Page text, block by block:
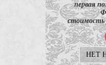
первая
стоимость
НЕТ